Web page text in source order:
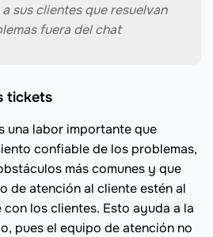
sus clientes que resuelvan
fuera del chat
tickets
una labor importante que
confiable de los problemas,
más comunes y que
de atención al cliente estén al
los clientes. Esto ayuda a la
pues el equipo de atención no